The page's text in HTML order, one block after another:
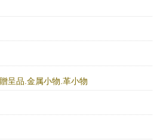
呈品.金属小物.革小物